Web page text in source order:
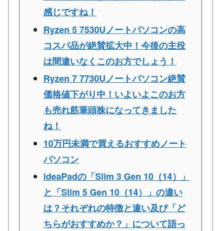
感じですね！
Ryzen 5 7530Uノートパソコンの高
コスパ品が絶賛拡大中！今後の主役
は間違いなくこのお方でしょう！
Ryzen 7 7730Uノートパソコン絶賛
価格値下がり中！いよいよこのお方
も売れ筋筆頭株になってきました
ね！
10万円未満で買えるおすすめノート
パソコン
ideaPadの「Slim 3 Gen 10（14）」
と「Slim 5 Gen 10（14）」の違い
は？それぞれの特徴と違い及び「ど
ちらがおすすめか？」について語っ